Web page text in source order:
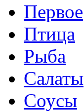
Первое
Птица
Рыба
Салаты
Соусы